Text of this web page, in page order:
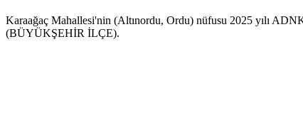
Karaağaç Mahallesi'nin (Altınordu, Ordu) nüfusu 2025 yılı
(BÜYÜKŞEHİR İLÇE).